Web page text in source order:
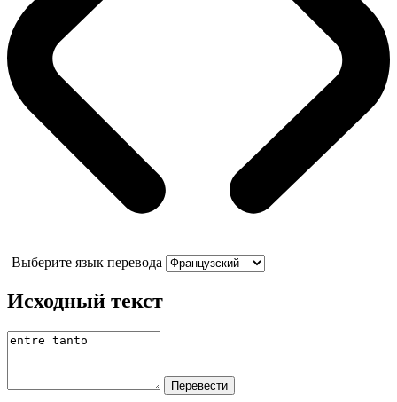
Выберите язык перевода
Исходный текст